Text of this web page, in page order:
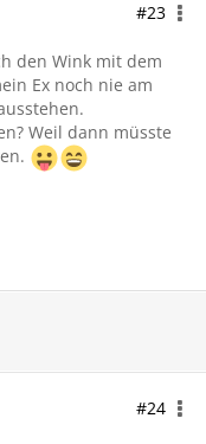
#23
den Wink mit dem
Ex noch nie am
Weil dann müsste
#24